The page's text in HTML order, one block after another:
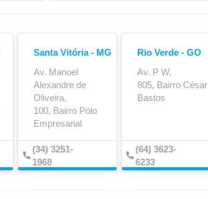
Engate Automático
Santa Vitória - MG
Av. Manoel
Alexandre de
Oliveira,
100, Bairro Pólo
Empresarial
(34) 3251-
1968
Rio Verde - GO
Av. P W,
805, Bairro César
Bastos
(64) 3623-
6233